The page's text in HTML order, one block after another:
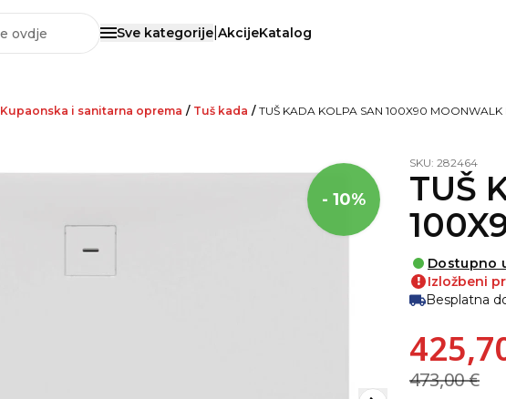
Otvori menu
Sve kategorije AkcijeKatalog
Kupaonska i sanitarna oprema / Tuš kada / TUŠ KADA KOLPA SAN 100X90 MOONWALK
- 10%
SKU: 282464
TUŠ
Dostupno
! Izložbeni
Besplatna
473,00 €